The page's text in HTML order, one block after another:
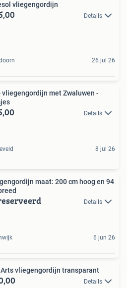
vliegengordijn
Details
26 jul 26
vliegengordijn met Zwaluwen -
Details
8 jul 26
maat: 200 cm hoog en 94
Details
6 jun 26
Arts vliegengordijn transparant
Details